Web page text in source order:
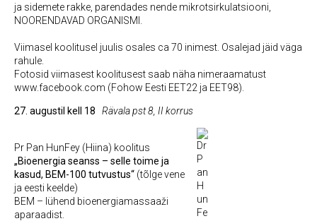
ja sidemete rakke, parendades nende mikrotsirkulatsiooni,
NOORENDAVAD ORGANISMI.
Viimasel koolitusel juulis osales ca 70 inimest. Osalejad jäid väga
rahule.
Fotosid viimasest koolitusest saab näha nimeraamatust
www.facebook.com (Fohow Eesti EET22 ja EET98).
27. augustil kell 18 Rävala pst 8, II korrus
Pr Pan HunFey (Hiina) koolitus
„Bioenergia seanss – selle toime ja
kasud, BEM-100 tutvustus“ (tõlge vene
ja eesti keelde)
BEM – lühend bioenergiamassaaži
aparaadist.